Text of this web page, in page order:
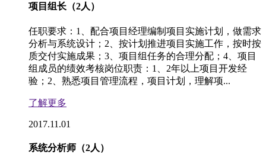
项目组长（2人）
任职要求：1、配合项目经理编制项目实施计划，做需求
分析与系统设计；2、按计划推进项目实施工作，按时按
质交付实施成果；3、项目组任务的合理分配；4、项目
组成员的绩效考核岗位职责：1、2年以上项目开发经
验；2、熟悉项目管理流程，项目计划，理解项...
了解更多
2017.11.01
系统分析师（2人）